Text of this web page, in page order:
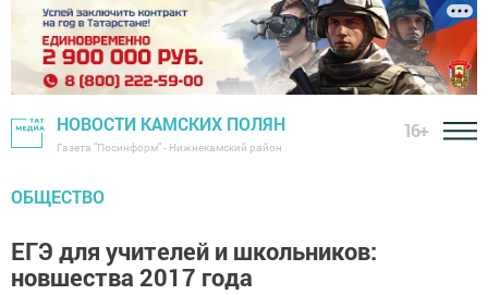
НОВОСТИ КАМСКИХ ПОЛЯН
Газета "Посинформ" - Нижнекамский район
16+
ОБЩЕСТВО
ЕГЭ для учителей и школьников:
новшества 2017 года